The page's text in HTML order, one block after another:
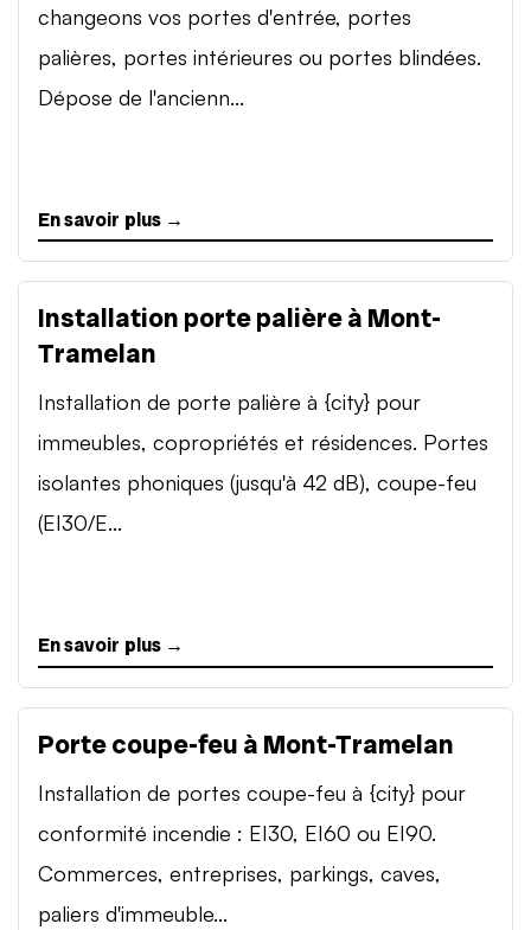
changeons vos portes d'entrée, portes
palières, portes intérieures ou portes blindées.
Dépose de l'ancienn...
En savoir plus →
Installation porte palière à Mont-
Tramelan
Installation de porte palière à {city} pour
immeubles, copropriétés et résidences. Portes
isolantes phoniques (jusqu'à 42 dB), coupe-feu
(EI30/E...
En savoir plus →
Porte coupe-feu à Mont-Tramelan
Installation de portes coupe-feu à {city} pour
conformité incendie : EI30, EI60 ou EI90.
Commerces, entreprises, parkings, caves,
paliers d'immeuble...